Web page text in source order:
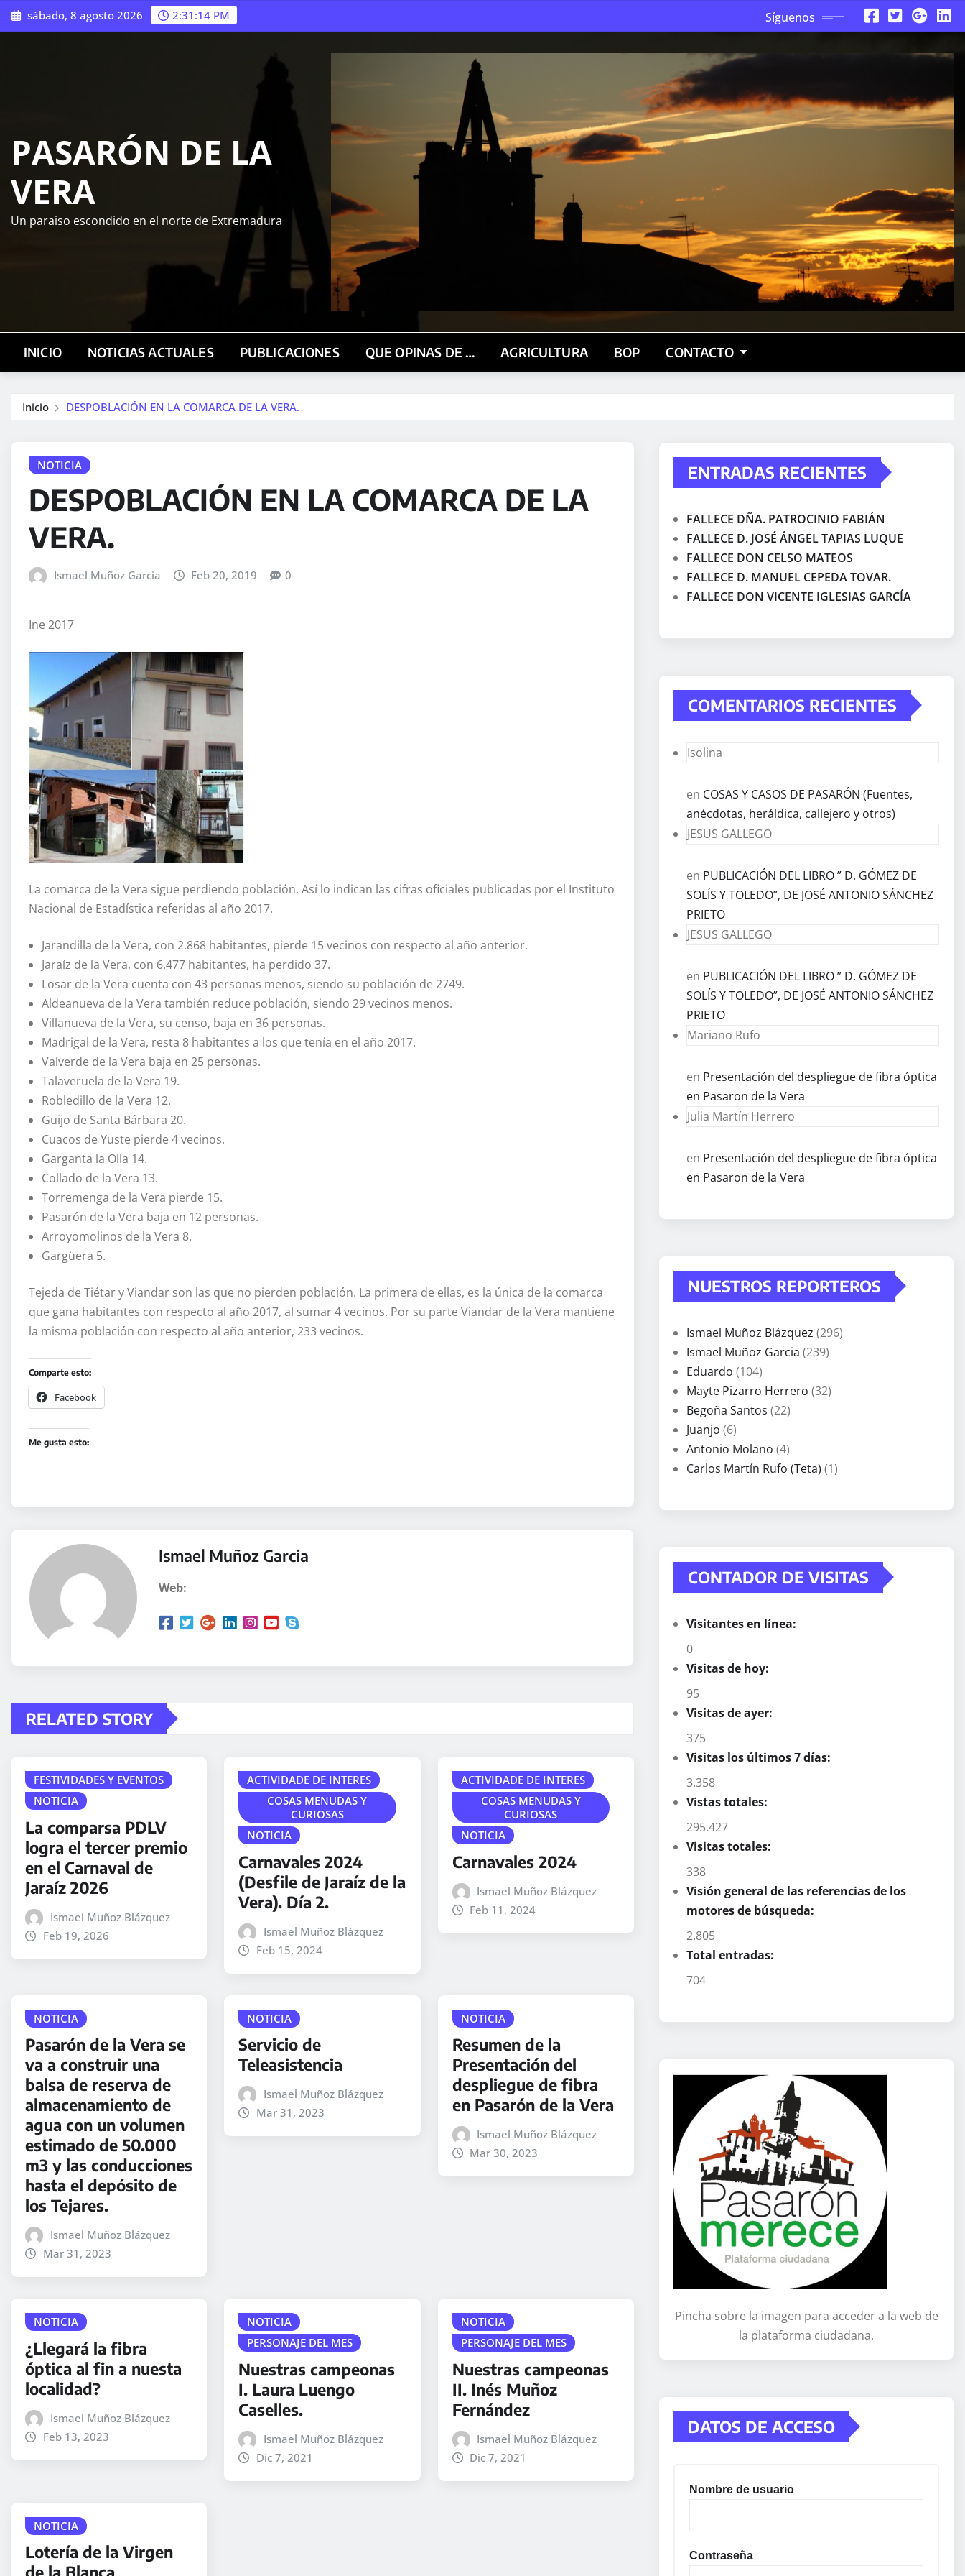
Saltar
al
sábado, 8 agosto 2026 2:31:15 PM Síguenos
PASARÓN DE LA
VERA
Un paraiso escondido en el norte de Extremadura
INICIO NOTICIAS ACTUALES PUBLICACIONES QUE OPINAS DE … AGRICULTURA BOP CONTACTO
Inicio DESPOBLACIÓN EN LA COMARCA DE LA VERA.
NOTICIA
DESPOBLACIÓN EN LA COMARCA DE LA
VERA.
Ismael Muñoz Garcia Feb 20, 2019 0
Ine 2017
La comarca de la Vera sigue perdiendo población. Así lo indican las cifras oficiales publicadas por el Instituto
Nacional de Estadística referidas al año 2017.
Jarandilla de la Vera, con 2.868 habitantes, pierde 15 vecinos con respecto al año anterior.
Jaraíz de la Vera, con 6.477 habitantes, ha perdido 37.
Losar de la Vera cuenta con 43 personas menos, siendo su población de 2749.
Aldeanueva de la Vera también reduce población, siendo 29 vecinos menos.
Villanueva de la Vera, su censo, baja en 36 personas.
Madrigal de la Vera, resta 8 habitantes a los que tenía en el año 2017.
Valverde de la Vera baja en 25 personas.
Talaveruela de la Vera 19.
Robledillo de la Vera 12.
Guijo de Santa Bárbara 20.
Cuacos de Yuste pierde 4 vecinos.
Garganta la Olla 14.
Collado de la Vera 13.
Torremenga de la Vera pierde 15.
Pasarón de la Vera baja en 12 personas.
Arroyomolinos de la Vera 8.
Gargüera 5.
Tejeda de Tiétar y Viandar son las que no pierden población. La primera de ellas, es la única de la comarca
que gana habitantes con respecto al año 2017, al sumar 4 vecinos. Por su parte Viandar de la Vera mantiene
la misma población con respecto al año anterior, 233 vecinos.
Comparte esto:
Facebook
Me gusta esto:
Ismael Muñoz Garcia
Web:
RELATED STORY
FESTIVIDADES Y EVENTOS
NOTICIA
La comparsa PDLV
logra el tercer premio
en el Carnaval de
Jaraíz 2026
Ismael Muñoz Blázquez
Feb 19, 2026
ACTIVIDADE DE INTERES
COSAS MENUDAS Y
CURIOSAS
NOTICIA
Carnavales 2024
(Desfile de Jaraíz de la
Vera). Día 2.
Ismael Muñoz Blázquez
Feb 15, 2024
ACTIVIDADE DE INTERES
COSAS MENUDAS Y
CURIOSAS
NOTICIA
Carnavales 2024
Ismael Muñoz Blázquez
Feb 11, 2024
NOTICIA
Pasarón de la Vera se
va a construir una
balsa de reserva de
almacenamiento de
agua con un volumen
estimado de 50.000
m3 y las conducciones
hasta el depósito de
los Tejares.
Ismael Muñoz Blázquez
Mar 31, 2023
NOTICIA
Servicio de
Teleasistencia
Ismael Muñoz Blázquez
Mar 31, 2023
NOTICIA
Resumen de la
Presentación del
despliegue de fibra
en Pasarón de la Vera
Ismael Muñoz Blázquez
Mar 30, 2023
NOTICIA
¿Llegará la fibra
óptica al fin a nuesta
localidad?
Ismael Muñoz Blázquez
Feb 13, 2023
NOTICIA
PERSONAJE DEL MES
Nuestras campeonas
I. Laura Luengo
Caselles.
Ismael Muñoz Blázquez
Dic 7, 2021
NOTICIA
PERSONAJE DEL MES
Nuestras campeonas
II. Inés Muñoz
Fernández
Ismael Muñoz Blázquez
Dic 7, 2021
NOTICIA
Lotería de la Virgen
de la Blanca
ENTRADAS RECIENTES
FALLECE DÑA. PATROCINIO FABIÁN
FALLECE D. JOSÉ ÁNGEL TAPIAS LUQUE
FALLECE DON CELSO MATEOS
FALLECE D. MANUEL CEPEDA TOVAR.
FALLECE DON VICENTE IGLESIAS GARCÍA
COMENTARIOS RECIENTES
Isolina
en COSAS Y CASOS DE PASARÓN (Fuentes,
anécdotas, heráldica, callejero y otros)
JESUS GALLEGO
en PUBLICACIÓN DEL LIBRO ” D. GÓMEZ DE
SOLÍS Y TOLEDO”, DE JOSÉ ANTONIO SÁNCHEZ
PRIETO
JESUS GALLEGO
en PUBLICACIÓN DEL LIBRO ” D. GÓMEZ DE
SOLÍS Y TOLEDO”, DE JOSÉ ANTONIO SÁNCHEZ
PRIETO
Mariano Rufo
en Presentación del despliegue de fibra óptica
en Pasaron de la Vera
Julia Martín Herrero
en Presentación del despliegue de fibra óptica
en Pasaron de la Vera
NUESTROS REPORTEROS
Ismael Muñoz Blázquez (296)
Ismael Muñoz Garcia (239)
Eduardo (104)
Mayte Pizarro Herrero (32)
Begoña Santos (22)
Juanjo (6)
Antonio Molano (4)
Carlos Martín Rufo (Teta) (1)
CONTADOR DE VISITAS
Visitantes en línea:
0
Visitas de hoy:
95
Visitas de ayer:
375
Visitas los últimos 7 días:
3.358
Vistas totales:
295.427
Visitas totales:
338
Visión general de las referencias de los
motores de búsqueda:
2.805
Total entradas:
704
Pincha sobre la imagen para acceder a la web de
la plataforma ciudadana.
DATOS DE ACCESO
Nombre de usuario
Contraseña